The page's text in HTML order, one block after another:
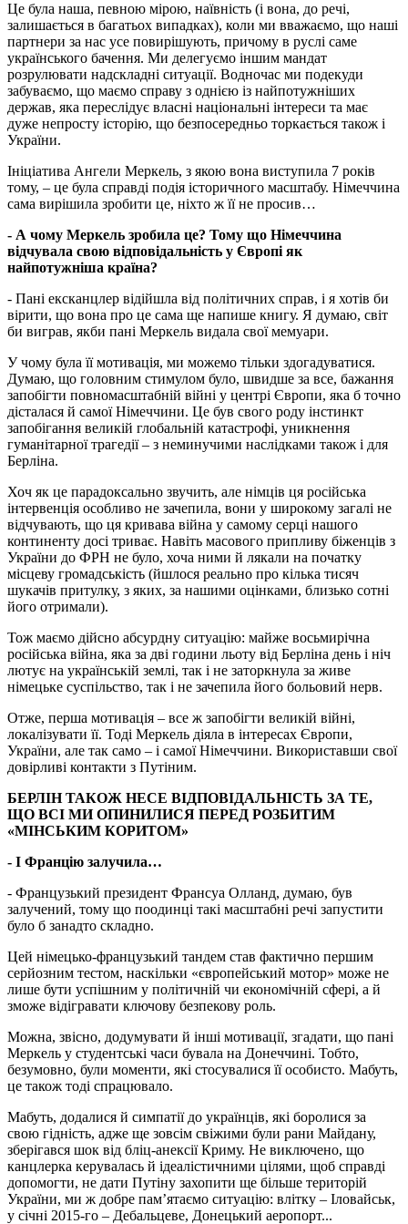
Це була наша, певною мірою, наївність (і вона, до речі,
залишається в багатьох випадках), коли ми вважаємо, що наші
партнери за нас усе повирішують, причому в руслі саме
українського бачення. Ми делегуємо іншим мандат
розрулювати надскладні ситуації. Водночас ми подекуди
забуваємо, що маємо справу з однією із найпотужніших
держав, яка переслідує власні національні інтереси та має
дуже непросту історію, що безпосередньо торкається також і
України.
Ініціатива Ангели Меркель, з якою вона виступила 7 років
тому, – це була справді подія історичного масштабу. Німеччина
сама вирішила зробити це, ніхто ж її не просив…
- А чому Меркель зробила це? Тому що Німеччина
відчувала свою відповідальність у Європі як
найпотужніша країна?
- Пані ексканцлер відійшла від політичних справ, і я хотів би
вірити, що вона про це сама ще напише книгу. Я думаю, світ
би виграв, якби пані Меркель видала свої мемуари.
У чому була її мотивація, ми можемо тільки здогадуватися.
Думаю, що головним стимулом було, швидше за все, бажання
запобігти повномасштабній війні у центрі Європи, яка б точно
дісталася й самої Німеччини. Це був свого роду інстинкт
запобігання великій глобальній катастрофі, уникнення
гуманітарної трагедії – з неминучими наслідками також і для
Берліна.
Хоч як це парадоксально звучить, але німців ця російська
інтервенція особливо не зачепила, вони у широкому загалі не
відчувають, що ця кривава війна у самому серці нашого
континенту досі триває. Навіть масового припливу біженців з
України до ФРН не було, хоча ними й лякали на початку
місцеву громадськість (йшлося реально про кілька тисяч
шукачів притулку, з яких, за нашими оцінками, близько сотні
його отримали).
Тож маємо дійсно абсурдну ситуацію: майже восьмирічна
російська війна, яка за дві години льоту від Берліна день і ніч
лютує на українській землі, так і не заторкнула за живе
німецьке суспільство, так і не зачепила його больовий нерв.
Отже, перша мотивація – все ж запобігти великій війні,
локалізувати її. Тоді Меркель діяла в інтересах Європи,
України, але так само – і самої Німеччини. Використавши свої
довірливі контакти з Путіним.
БЕРЛІН ТАКОЖ НЕСЕ ВІДПОВІДАЛЬНІСТЬ ЗА ТЕ,
ЩО ВСІ МИ ОПИНИЛИСЯ ПЕРЕД РОЗБИТИМ
«МІНСЬКИМ КОРИТОМ»
- І Францію залучила…
- Французький президент Франсуа Олланд, думаю, був
залучений, тому що поодинці такі масштабні речі запустити
було б занадто складно.
Цей німецько-французький тандем став фактично першим
серйозним тестом, наскільки «європейський мотор» може не
лише бути успішним у політичній чи економічній сфері, а й
зможе відігравати ключову безпекову роль.
Можна, звісно, додумувати й інші мотивації, згадати, що пані
Меркель у студентські часи бувала на Донеччині. Тобто,
безумовно, були моменти, які стосувалися її особисто. Мабуть,
це також тоді спрацювало.
Мабуть, додалися й симпатії до українців, які боролися за
свою гідність, адже ще зовсім свіжими були рани Майдану,
зберігався шок від бліц-анексії Криму. Не виключено, що
канцлерка керувалась й ідеалістичними цілями, щоб справді
допомогти, не дати Путіну захопити ще більше територій
України, ми ж добре пам’ятаємо ситуацію: влітку – Іловайськ,
у січні 2015-го – Дебальцеве, Донецький аеропорт...